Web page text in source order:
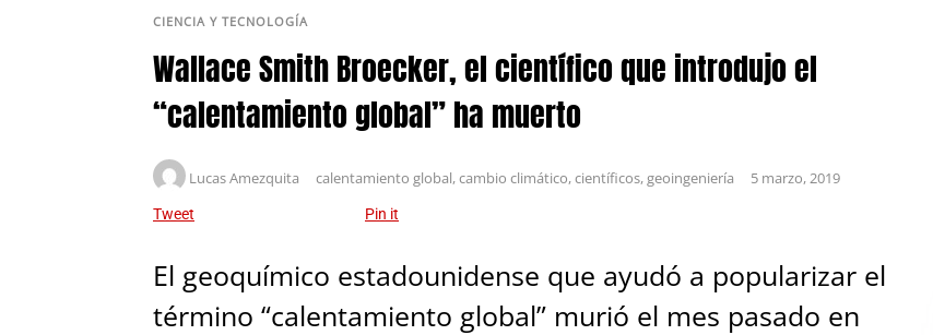
CIENCIA Y TECNOLOGÍA
Wallace Smith Broecker, el científico que introdujo el
“calentamiento global” ha muerto
Lucas Amezquita calentamiento global,cambio climático,científicos,geoingeniería 5 marzo, 2019
Tweet Pin it
El geoquímico estadounidense que ayudó a popularizar el
término “calentamiento global” murió el mes pasado en